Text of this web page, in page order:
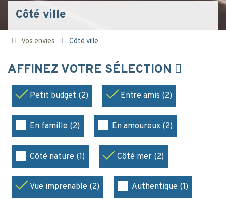
Côté ville
Vos envies Côté ville
AFFINEZ VOTRE SÉLECTION
Petit budget (2) Entre amis (2)
En famille (2) En amoureux (2)
Côté nature (1) Côté mer (2)
Vue imprenable (2) Authentique (1)